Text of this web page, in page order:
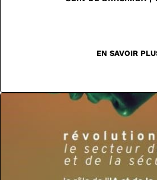
EN SAVOIR